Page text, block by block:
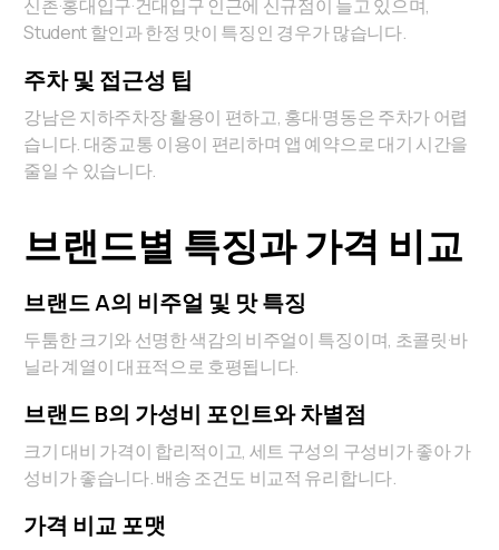
신촌·홍대입구·건대입구 인근에 신규점이 늘고 있으며,
Student 할인과 한정 맛이 특징인 경우가 많습니다.
주차 및 접근성 팁
강남은 지하주차장 활용이 편하고, 홍대·명동은 주차가 어렵
습니다. 대중교통 이용이 편리하며 앱 예약으로 대기 시간을
줄일 수 있습니다.
브랜드별 특징과 가격 비교
브랜드 A의 비주얼 및 맛 특징
두툼한 크기와 선명한 색감의 비주얼이 특징이며, 초콜릿·바
닐라 계열이 대표적으로 호평됩니다.
브랜드 B의 가성비 포인트와 차별점
크기 대비 가격이 합리적이고, 세트 구성의 구성비가 좋아 가
성비가 좋습니다. 배송 조건도 비교적 유리합니다.
가격 비교 포맷